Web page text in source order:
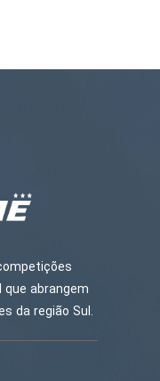
abrangem
da região Sul.